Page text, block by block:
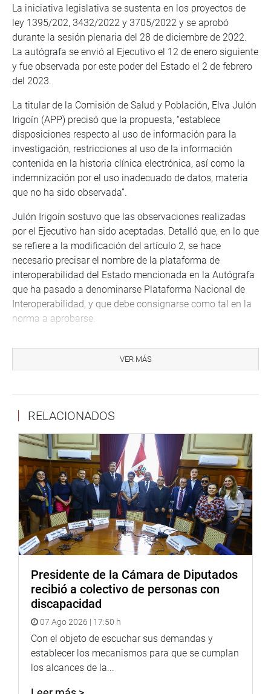
La iniciativa legislativa se sustenta en los proyectos de
ley 1395/202, 3432/2022 y 3705/2022 y se aprobó
durante la sesión plenaria del 28 de diciembre de 2022.
La autógrafa se envió al Ejecutivo el 12 de enero siguiente
y fue observada por este poder del Estado el 2 de febrero
del 2023.
La titular de la Comisión de Salud y Población, Elva Julón
Irigoín (APP) precisó que la propuesta, “establece
disposiciones respecto al uso de información para la
investigación, restricciones al uso de la información
contenida en la historia clínica electrónica, así como la
indemnización por el uso inadecuado de datos, materia
que no ha sido observada”.
Julón Irigoín sostuvo que las observaciones realizadas
por el Ejecutivo han sido aceptadas. Detalló que, en lo que
se refiere a la modificación del artículo 2, se hace
necesario precisar el nombre de la plataforma de
interoperabilidad del Estado mencionada en la Autógrafa
que ha pasado a denominarse Plataforma Nacional de
Interoperabilidad, y que debe consignarse como tal en la
norma a aprobarse.
precisa efectuar un ajuste técnico considerando que el
proceso informático descrito en la Autógrafa obedece al
Asimismo, expresó Elva Julón Irigoín, se retiró la
modificación del artículo 5 “porque resulta inconveniente,
entre otras razones, porque se podría poner en riesgo los
datos personales y la integridad de la información del
paciente”.
OFICINA DE COMUNICACIONES
VER MÁS
RELACIONADOS
Presidente de la Cámara de Diputados
recibió a colectivo de personas con
discapacidad
07 Ago 2026 | 17:50 h
Con el objeto de escuchar sus demandas y
establecer los mecanismos para que se cumplan
los alcances de la...